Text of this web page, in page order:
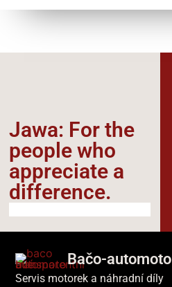
Jawa: For the
people who
appreciate a
difference.​
Bačo-automoto
Servis motorek a náhradní díly